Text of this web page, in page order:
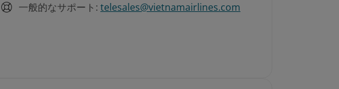
一般的なサポート: telesales@vietnamairlines.com